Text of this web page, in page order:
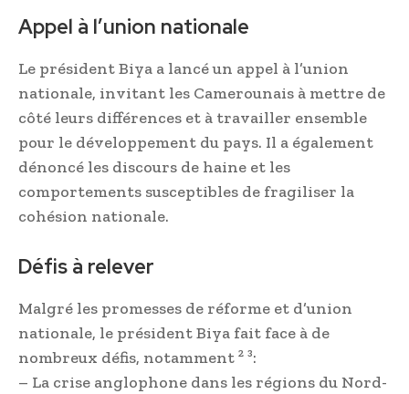
Appel à l’union nationale
Le président Biya a lancé un appel à l’union
nationale, invitant les Camerounais à mettre de
côté leurs différences et à travailler ensemble
pour le développement du pays. Il a également
dénoncé les discours de haine et les
comportements susceptibles de fragiliser la
cohésion nationale.
Défis à relever
Malgré les promesses de réforme et d’union
nationale, le président Biya fait face à de
nombreux défis, notamment ² ³:
– La crise anglophone dans les régions du Nord-